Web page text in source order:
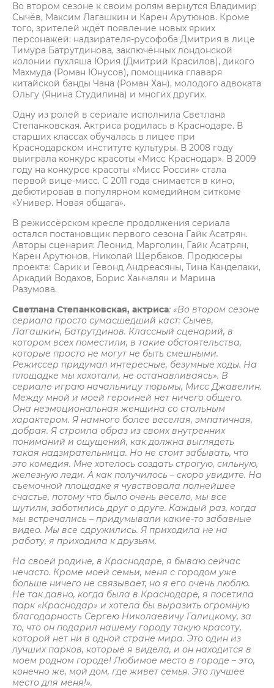
Во втором сезоне к своим ролям вернутся Владимир
Сычёв, Максим Лагашкин и Карен Арутюнов. Кроме
того, зрителей ждёт появление новых ярких
персонажей: надзирателя-русофоба Дмитрия в лице
Тимура Батрутдинова, заключённых лондонской
колонии пухляша Юрия (Дмитрий Красилов), дикого
Махмуда (Роман Юнусов), помощника главаря
китайской банды Чана (Роман Хан), молодого адвоката
Ольгу (Янина Студилина) и многих других.
Одну из ролей в сериале исполнила Светлана
Степанковская. Актриса родилась в Краснодаре. В
старших классах обучалась в лицее при
Краснодарском институте культуры. В 2008 году
выиграла конкурс красоты «Мисс Краснодар». В 2009
году на конкурсе красоты «Мисс Россия» стала
первой вице-мисс. С 2011 года снимается в кино,
дебютировав в популярном комедийном ситкоме
«Универ. Новая общага».
В режиссёрском кресле продолжения сериала
остался постановщик первого сезона Гайк Асатрян.
Авторы сценария: Леонид, Марголин, Гайк Асатрян,
Карен Арутюнов, Николай Щербаков. Продюсеры
проекта: Сарик и Гевонд Андреасяны, Тина Канделаки,
Аркадий Водахов, Борис Ханчалян и Марина
Разумова.
Светлана Степанковская, актриса: «Во втором сезоне
сериала просто сумасшедший каст: Сычев,
Лагашкин, Батрутдинов. Классный сценарий, в
котором всех поместили, в такие обстоятельства,
которые просто не могут не быть смешными.
Режиссер придумал интересные, безумные ходы. На
площадке мы хохотали, не останавливаясь». В
сериале играю начальницу тюрьмы, Мисс Джавелин.
Между мной и моей героиней нет ничего общего.
Она неэмоциональная женщина со стальным
характером. Я намного более веселая, эмпатичная,
добрая. Я строила образ из своих внутренних
пониманий и ощущений, как должна выглядеть
такая надзирательница. Но не стоит забывать, что
это комедия. Мне хотелось создать строгую, сильную,
железную леди. А как получилось – скоро увидите. На
съемочной площадке я чувствовала полнейшее
счастье, потому что было очень весело, мы все
шутили, заботились друг о друге. Каждый раз, когда
мы встречались – придумывали какие-то забавные
видео. Мы все сдружились. Я приходила не на
работу, я приходила к друзьям.
На своей родине, в Краснодаре, я бываю сейчас
нечасто. Кроме моей семьи, меня с городом уже
больше ничего не связывает, но я его очень люблю.
Не так давно, когда была в Краснодаре, я посетила
парк «Краснодар» и хотела бы выразить огромную
благодарность Сергею Николаевичу Галицкому, за
то, что он подарил нашему городу такую красоту,
которой нет ни в одной стране мира. Это один из
лучших парков, которые я видела, и он находится в
моем родном городе! Любимое место в городе – это,
конечно же, мой дом, где живет семья. Это лучшее
место для меня!».